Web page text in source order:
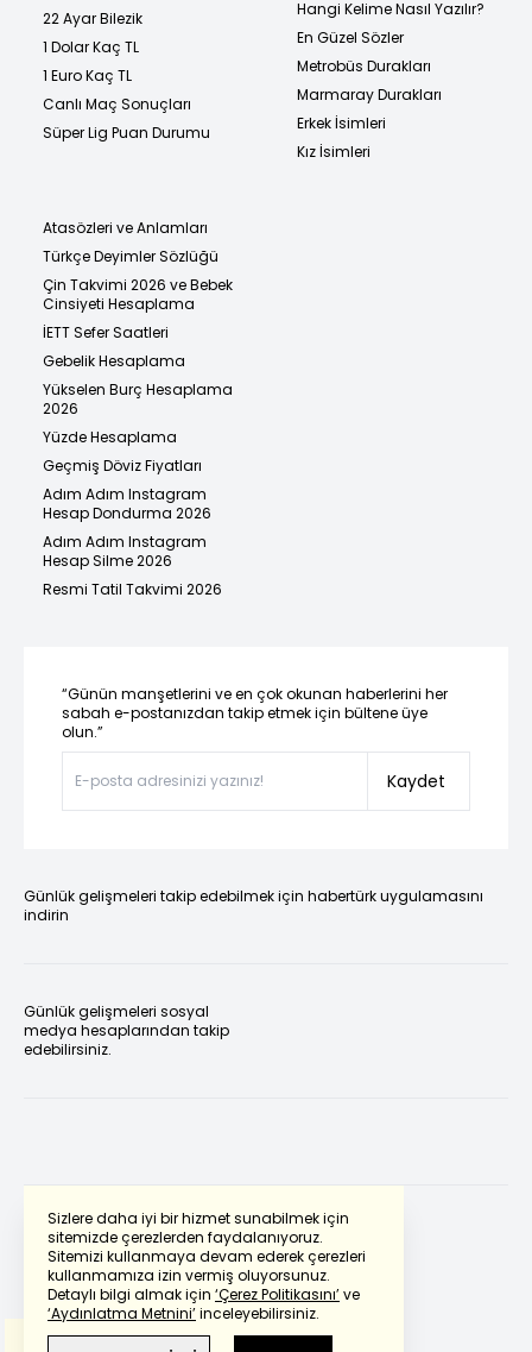
Sizlere daha iyi bir hizmet sunabilmek için
sitemizde çerezlerden faydalanıyoruz.
Sitemizi kullanmaya devam ederek çerezleri
kullanmamıza izin vermiş oluyorsunuz.
Detaylı bilgi almak için ‘Çerez Politikasını’ve
‘Aydınlatma Metnini’inceleyebilirsiniz.
22 Ayar Bilezik
1 Dolar Kaç TL
1 Euro Kaç TL
Canlı Maç Sonuçları
Süper Lig Puan Durumu
Hangi Kelime Nasıl Yazılır?
En Güzel Sözler
Metrobüs Durakları
Marmaray Durakları
Erkek İsimleri
Kız İsimleri
Atasözleri ve Anlamları
Türkçe Deyimler Sözlüğü
Çin Takvimi 2026 ve Bebek
Cinsiyeti Hesaplama
İETT Sefer Saatleri
Gebelik Hesaplama
Yükselen Burç Hesaplama
2026
Yüzde Hesaplama
Geçmiş Döviz Fiyatları
Adım Adım Instagram
Hesap Dondurma 2026
Adım Adım Instagram
Hesap Silme 2026
Resmi Tatil Takvimi 2026
“Günün manşetlerini ve en çok okunan haberlerini her
sabah e-postanızdan takip etmek için bültene üye
olun.”
Kaydet
Günlük gelişmeleri takip edebilmek için habertürk uygulamasını
indirin
Günlük gelişmeleri sosyal
medya hesaplarından takip
edebilirsiniz.
Powered by Translate
Bu çevirideGoogle Transletekullanılmıştır.